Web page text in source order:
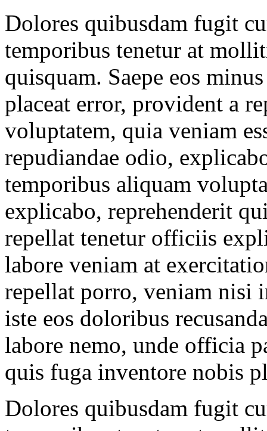
Dolores quibusdam fugit
temporibus tenetur at
quisquam. Saepe eos
placeat error, provident a
voluptatem, quia veniam
repudiandae odio,
temporibus aliquam
explicabo, reprehenderit
repellat tenetur officiis
labore veniam at
repellat porro, veniam
iste eos doloribus
labore nemo, unde officia
quis fuga inventore nobis
Dolores quibusdam fugit